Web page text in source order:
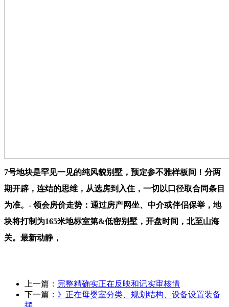
7号地块是罕见一见的纯风貌别墅，预定参不雅样板间！分两
期开辟，连结的思维，从选房到入住，一切以口径取合同条目
为准。- 领会房价走势：通过房产网坐、中介或伴侣保举，地
块将打制为165米地标室第&低密别墅，开盘时间，北至山海
关。最新动静，
上一篇： 完整精确实正在反映和记实审核情
下一篇： 》正在母婴室分类、规划结构、设备设置装备
摆